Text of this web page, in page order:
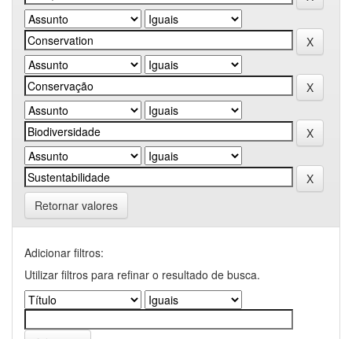
Retornar valores
Adicionar filtros:
Utilizar filtros para refinar o resultado de busca.